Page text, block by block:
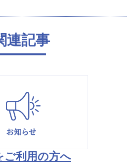
連記事
ご利用の方へ